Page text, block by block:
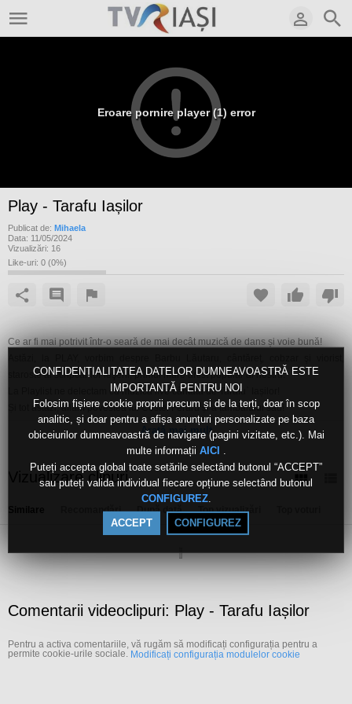
CONFIDENȚIALITATEA DATELOR DUMNEAVOASTRĂ ESTE
IMPORTANTĂ PENTRU NOI
Folosim fișiere cookie proprii precum și de la terți, doar în scop
analitic, și doar pentru a afișa anunțuri personalizate pe baza
obiceiurilor dumneavoastră de navigare (pagini vizitate, etc.). Mai
multe informații AICI .
Puteți accepta global toate setările selectând butonul “ACCEPT”
sau puteți valida individual fiecare opțiune selectând butonul
CONFIGUREZ.
ACCEPT CONFIGUREZ
Eroare pornire player (1) error
Play - Tarafu Iașilor
Publicat de: Mihaela
Data: 11/05/2024
Vizualizări: 16
Like-uri: 0 (0%)
Ce ar fi mai potrivit într-o seară de mai decât muzică de dans și voie bună!
staroste al scripcarilor ieşeni, primul mare artist popular al nostru.
La Playlist ne delectam cu muzică live cântată de Tarafu` Iașilor!
Și tot astăzi, aflăm povestea lui Costel Feraru și a țambalului său!
Anca Medeleanu te invite la PLAY, în fiecare sâmbătă, pe TVR Iași!
PLAY
Arată mai mult
Vizualizare clipuri
Recomandări După dată Top vizualizări
Comentarii videoclipuri: Play - Tarafu Iașilor
Pentru a activa comentariile, vă rugăm să modificați configurația pentru a
permite cookie-urile sociale. Modificați configurația modulelor cookie